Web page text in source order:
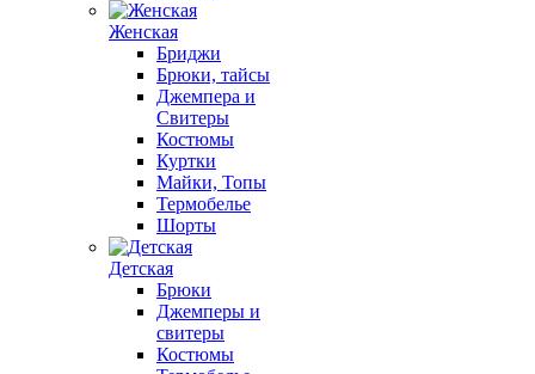
Женская
Бриджи
Брюки, тайсы
Джемпера и
Свитеры
Костюмы
Куртки
Майки, Топы
Термобелье
Шорты
Детская
Брюки
Джемперы и
свитеры
Костюмы